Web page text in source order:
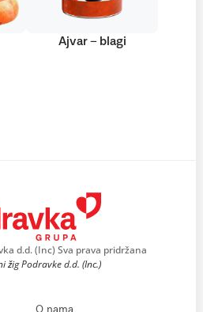
Ajvar – blagi
d.d. (Inc) Sva prava pridržana
žig Podravke d.d. (Inc.)
O nama